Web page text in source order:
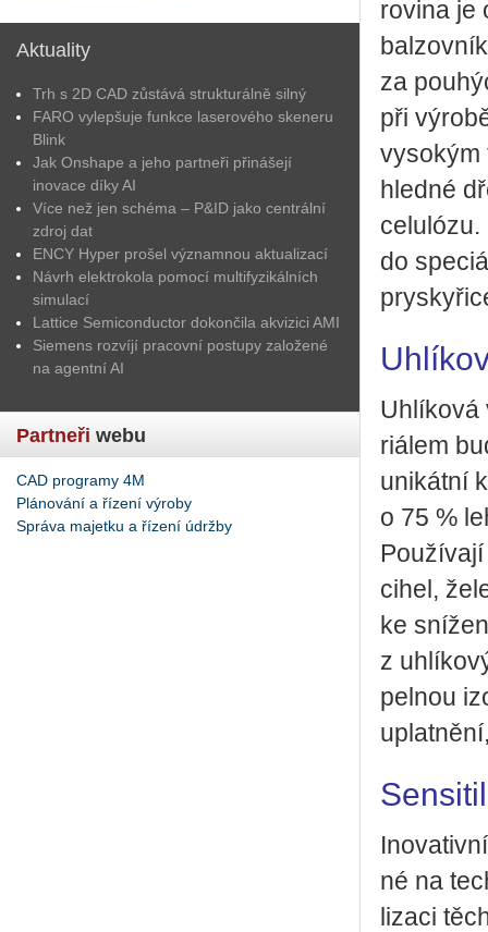
Aktuality
Trh s 2D CAD zůstává strukturálně silný
FARO vylepšuje funkce laserového skeneru
Blink
Jak Onshape a jeho partneři přinášejí
inovace díky AI
Více než jen schéma – P&ID jako centrální
zdroj dat
ENCY Hyper prošel významnou aktualizací
Návrh elektrokola pomocí multifyzikálních
simulací
Lattice Semiconductor dokončila akvizici AMI
Siemens rozvíjí pracovní postupy založené
na agentní AI
Partneři webu
CAD programy 4M
Plánování a řízení výroby
Správa majetku a řízení údržby
ro­vi­na je
za
při
vy­so­kým
hled­né
do
Uh­lí­ko­vá
ri­á­lem
uni­kát­ní
o 75 %
cihel,
ke
z
pel­nou
né na
li­za­ci